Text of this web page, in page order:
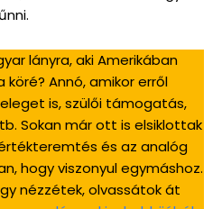
lányra, aki Amerikában
Annó, amikor erről
is, szülői támogatás,
Sokan már ott is elsiklottak
és az analóg
hogy viszonyul egymáshoz.
nézzétek, olvassátok át